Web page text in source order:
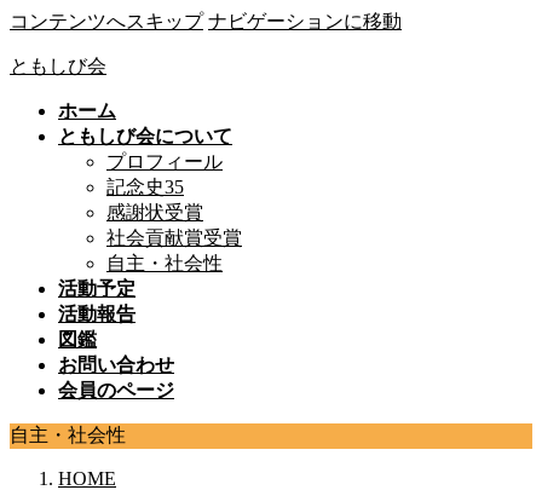
コンテンツへスキップ ナビゲーションに移動
ともしび会
ホーム
ともしび会について
プロフィール
記念史35
感謝状受賞
社会貢献賞受賞
自主・社会性
活動予定
活動報告
図鑑
お問い合わせ
会員のページ
自主・社会性
HOME